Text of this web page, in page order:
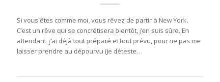
Si vous êtes comme moi, vous rêvez de partir à New York.
C’est un rêve qui se concrétisera bientôt, j’en suis sûre. En
attendant, j’ai déjà tout préparé et tout prévu, pour ne pas me
laisser prendre au dépourvu (je déteste…